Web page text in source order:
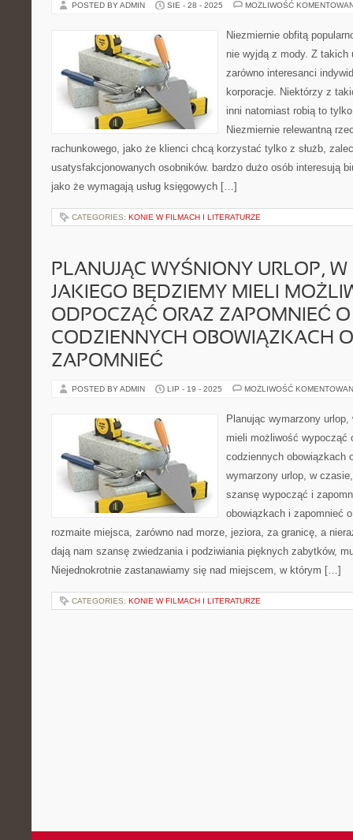
POSTED BY ADMIN SIE - 28 - 2025 MOŻLIWOŚĆ
Niezmiernie obfitą
nie wyjdą z mody. Z takich
zarówno interesanci
korporacje. Niektórzy z
inni natomiast robią to
Niezmiernie relewantną
rachunkowego, jako że klienci chcą korzystać tylko z służb,
usatysfakcjonowanych osobników. bardzo dużo osób interesują
jako że wymagają usług księgowych […]
CATEGORIES: KONIE W FILMACH I LITERATURZE
PLANUJĄC WYŚNIONY URLOP, W
JAKIEGO BĘDZIEMY MIELI
ODPOCZĄĆ ORAZ ZAPOMNIEĆ O
CODZIENNYCH OBOWIĄZKACH
ZAPOMNIEĆ
POSTED BY ADMIN LIP - 19 - 2025 MOŻLIWOŚĆ
Planując wymarzony
mieli możliwość wypocząć
codziennych obowiązkach
wymarzony urlop, w
szansę wypocząć i
obowiązkach i zapomnieć
rozmaite miejsca, zarówno nad morze, jeziora, za granicę, a
dają nam szansę zwiedzania i podziwiania pięknych zabytków,
Niejednokrotnie zastanawiamy się nad miejscem, w którym […]
CATEGORIES: KONIE W FILMACH I LITERATURZE